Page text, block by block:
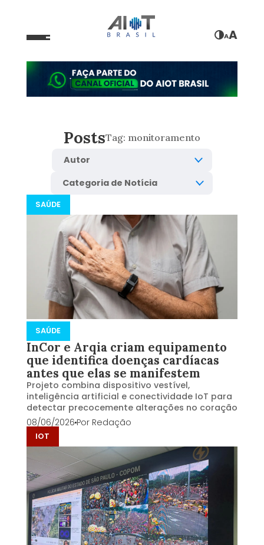
AA
PostsTag: monitoramento
SAÚDE
SAÚDE
InCor e Arqia criam equipamento
que identifica doenças cardíacas
antes que elas se manifestem
Projeto combina dispositivo vestível,
inteligência artificial e conectividade IoT para
detectar precocemente alterações no coração
08/06/2026Por Redação
IOT